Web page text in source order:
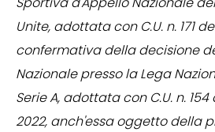
Unite, adottata con C.U. n. 171
confermativa della decisione
Nazionale presso la Lega
Serie A, adottata con C.U. n.
2022, anch'essa oggetto della